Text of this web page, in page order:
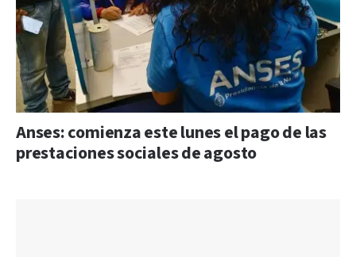
Anses: comienza este lunes el pago de las
prestaciones sociales de agosto